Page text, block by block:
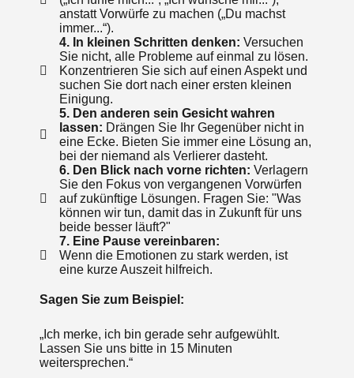
anstatt Vorwürfe zu machen („Du machst
immer...“).
4. In kleinen Schritten denken: Versuchen
Sie nicht, alle Probleme auf einmal zu lösen.
Konzentrieren Sie sich auf einen Aspekt und
suchen Sie dort nach einer ersten kleinen
Einigung.
5. Den anderen sein Gesicht wahren
lassen: Drängen Sie Ihr Gegenüber nicht in
eine Ecke. Bieten Sie immer eine Lösung an,
bei der niemand als Verlierer dasteht.
6. Den Blick nach vorne richten: Verlagern
Sie den Fokus von vergangenen Vorwürfen
auf zukünftige Lösungen. Fragen Sie: "Was
können wir tun, damit das in Zukunft für uns
beide besser läuft?"
7. Eine Pause vereinbaren:
Wenn die Emotionen zu stark werden, ist
eine kurze Auszeit hilfreich.
Sagen Sie zum Beispiel:
„Ich merke, ich bin gerade sehr aufgewühlt.
Lassen Sie uns bitte in 15 Minuten
weitersprechen.“